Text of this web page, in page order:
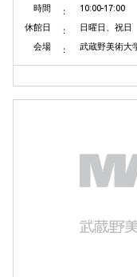
時間
10:00-17:00
休館日
日曜日、祝日
会場
武蔵野美術大